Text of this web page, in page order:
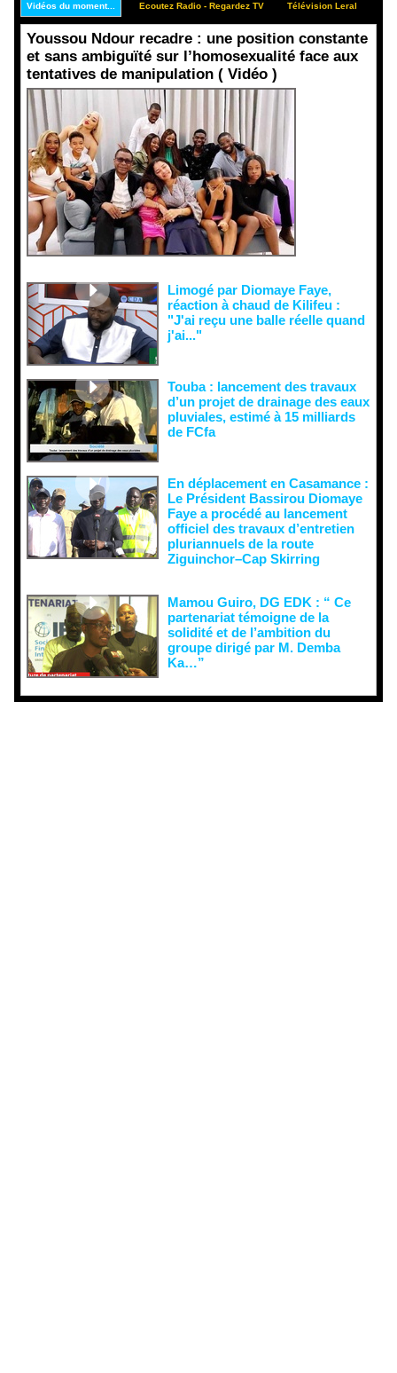
Vidéos du moment... Ecoutez Radio - Regardez TV Télévision Leral
Youssou Ndour recadre : une position constante
et sans ambiguïté sur l’homosexualité face aux
tentatives de manipulation ( Vidéo )
Limogé par Diomaye Faye,
réaction à chaud de Kilifeu :
"J'ai reçu une balle réelle quand
j'ai..."
Touba : lancement des travaux
d’un projet de drainage des eaux
pluviales, estimé à 15 milliards
de FCfa ‎
En déplacement en Casamance :
Le Président Bassirou Diomaye
Faye a procédé au lancement
officiel des travaux d’entretien
pluriannuels de la route
Ziguinchor–Cap Skirring
Mamou Guiro, DG EDK : “ Ce
partenariat témoigne de la
solidité et de l’ambition du
groupe dirigé par M. Demba
Ka…”